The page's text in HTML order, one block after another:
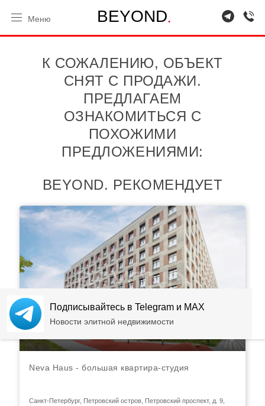
BEYOND.
Меню
К СОЖАЛЕНИЮ, ОБЪЕКТ
СНЯТ С ПРОДАЖИ.
ПРЕДЛАГАЕМ
ОЗНАКОМИТЬСЯ С
ПОХОЖИМИ
ПРЕДЛОЖЕНИЯМИ:
BEYOND. РЕКОМЕНДУЕТ
Neva Haus - большая квартира-студия
Санкт-Петербург, Петровский остров, Петровский проспект, д. 9,
Подписывайтесь в Telegram и MAX
Новости элитной недвижимости